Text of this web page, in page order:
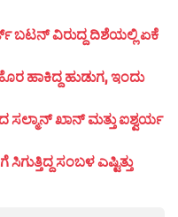
ಬಟನ್ ವಿರುದ್ದ ದಿಶೆಯಲ್ಲಿ ಏಕೆ
ಹಾಕಿದ್ದ ಹುಡುಗ, ಇಂದು
ಖಾನ್ ಮತ್ತು ಐಶ್ವರ್ಯ
ಸಂಬಳ ಎಷ್ಟಿತ್ತು